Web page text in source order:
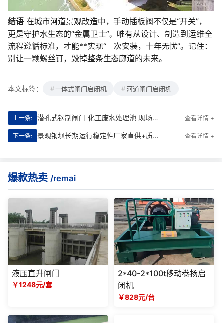
结语 在城市河道景观改造中，手动插板阀不仅是“开关”，
更是守护水生态的“金属卫士”。唯有从设计、制造到运维全
流程遵循标准，才能**实现“一次安装，十年无忧”。记住：
别让一颗螺丝钉，毁掉整条生态廊道的未来。
本文标签： 一体式闸门启闭机 河道闸门启闭机
上一条: 潜孔式钢制闸门 化工废水处理池 现场技术交底服务|**守护工业水安全的“隐形卫士” 查看详情 +
下一条: 景观钢坝长期运行稳定性厂家直供+质保方案|安心之选，十年如一 查看详情 +
爆款热卖 /remai
液压直升闸门
￥1248元/套
2*40-2*100t移动卷扬启
闭机
￥828元/台